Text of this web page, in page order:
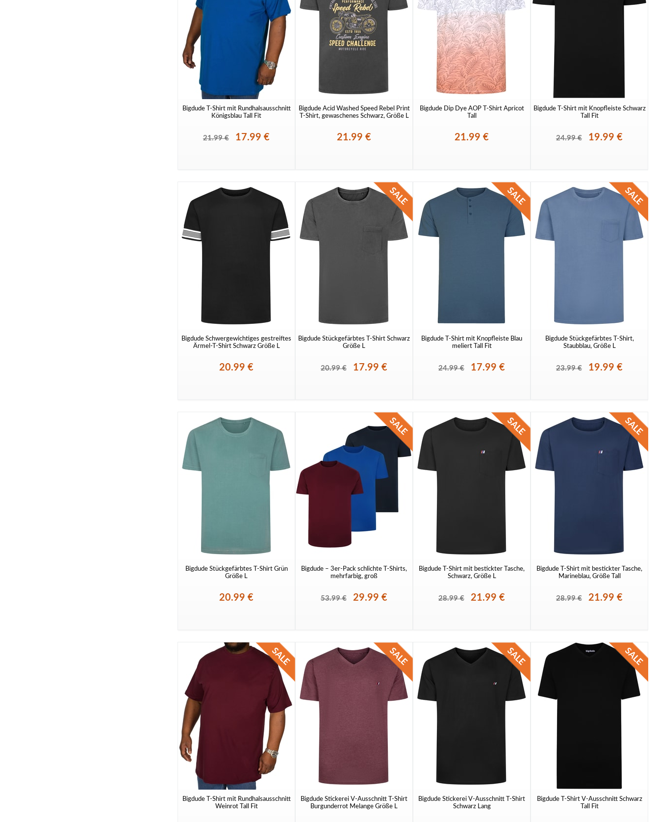
Bigdude T-Shirt mit Rundhalsausschnitt
Königsblau Tall Fit
21.99 € 17.99 €
Bigdude Acid Washed Speed Rebel Print
T-Shirt, gewaschenes Schwarz, Größe L
21.99 €
Bigdude Dip Dye AOP T-Shirt Apricot
Tall
21.99 €
Bigdude T-Shirt mit Knopfleiste Schwarz
Tall Fit
24.99 € 19.99 €
Bigdude Schwergewichtiges gestreiftes
Ärmel-T-Shirt Schwarz Größe L
20.99 €
Bigdude Stückgefärbtes T-Shirt Schwarz
Größe L
20.99 € 17.99 €
Bigdude T-Shirt mit Knopfleiste Blau
meliert Tall Fit
24.99 € 17.99 €
Bigdude Stückgefärbtes T-Shirt,
Staubblau, Größe L
23.99 € 19.99 €
Bigdude Stückgefärbtes T-Shirt Grün
Größe L
20.99 €
Bigdude – 3er-Pack schlichte T-Shirts,
mehrfarbig, groß
53.99 € 29.99 €
Bigdude T-Shirt mit bestickter Tasche,
Schwarz, Größe L
28.99 € 21.99 €
Bigdude T-Shirt mit bestickter Tasche,
Marineblau, Größe Tall
28.99 € 21.99 €
Bigdude T-Shirt mit Rundhalsausschnitt
Weinrot Tall Fit
Bigdude Stickerei V-Ausschnitt T-Shirt
Burgunderrot Melange Größe L
Bigdude Stickerei V-Ausschnitt T-Shirt
Schwarz Lang
Bigdude T-Shirt V-Ausschnitt Schwarz
Tall Fit